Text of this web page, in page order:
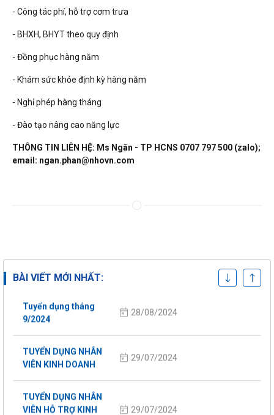
- Công tác phí, hỗ trợ cơm trưa
- BHXH, BHYT theo quy định
- Đồng phục hàng năm
- Khám sức khỏe định kỳ hàng năm
- Nghỉ phép hàng tháng
- Đào tạo nâng cao năng lực
THÔNG TIN LIÊN HỆ: Ms Ngân - TP HCNS 0707 797 500 (zalo);
email: ngan.phan@nhovn.com
BÀI VIẾT MỚI NHẤT:
VIÊN KINH DOANH –
THU NHẬP HẤP DẪN
25/03/2025
Tuyển dụng tháng
9/2024
28/08/2024
TUYỂN DỤNG NHÂN
VIÊN KINH DOANH
29/07/2024
TUYỂN DỤNG NHÂN
VIÊN HỖ TRỢ KINH
29/07/2024